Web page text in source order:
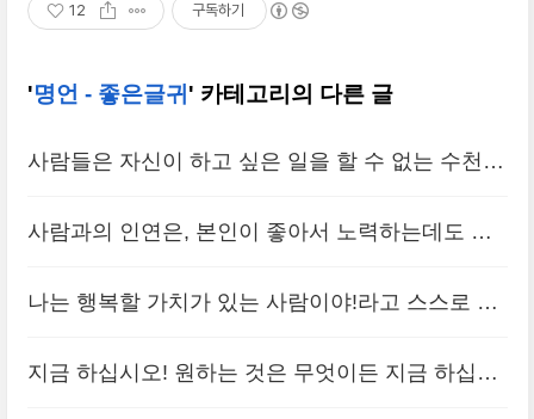
12 구독하기
'명언 - 좋은글귀 ' 카테고리의 다른 글
사람들은 자신이 하고 싶은 일을 할 수 없는 수천
사람과의 인연은, 본인이 좋아서 노력하는데도 자
나는 행복할 가치가 있는 사람이야!라고 스스로 되
지금 하십시오! 원하는 것은 무엇이든 지금 하십시